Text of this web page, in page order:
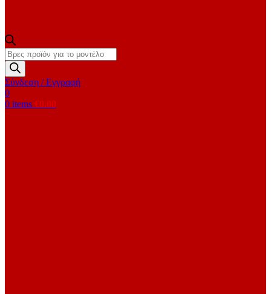
Products
search
Σύνδεση / Εγγραφή
0
0 items €0.00